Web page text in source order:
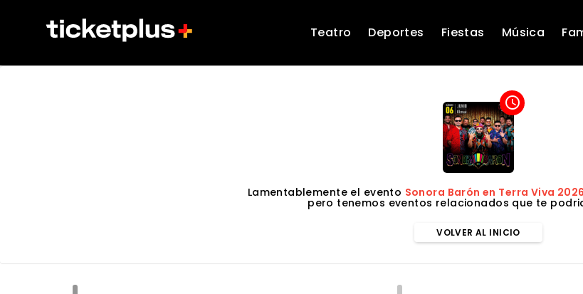
Teatro Deportes Fiestas Música
access_time
Lamentablemente el evento Sonora Barón en Terra Viva 2026
pero tenemos eventos relacionados que te
VOLVER AL INICIO